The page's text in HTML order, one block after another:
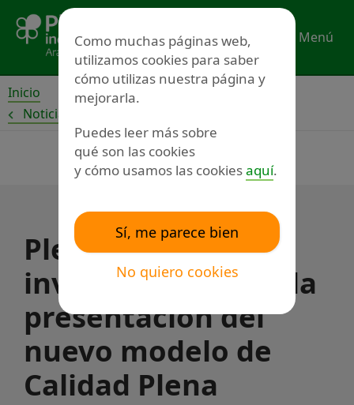
contenido
Menú
Inicio
Noticias
Plena inclusión te
invita a ver online la
presentación del
nuevo modelo de
Calidad Plena
Como muchas páginas web,
utilizamos cookies para saber
cómo utilizas nuestra página y
mejorarla.
Puedes leer más sobre
qué son las cookies
y cómo usamos las cookiesaquí.
Sí, me parece bien
No quiero cookies